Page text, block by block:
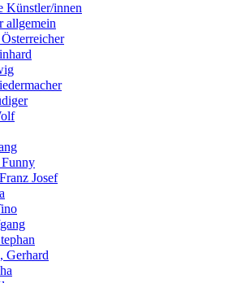
Künstler/innen
Josef
Gerhard